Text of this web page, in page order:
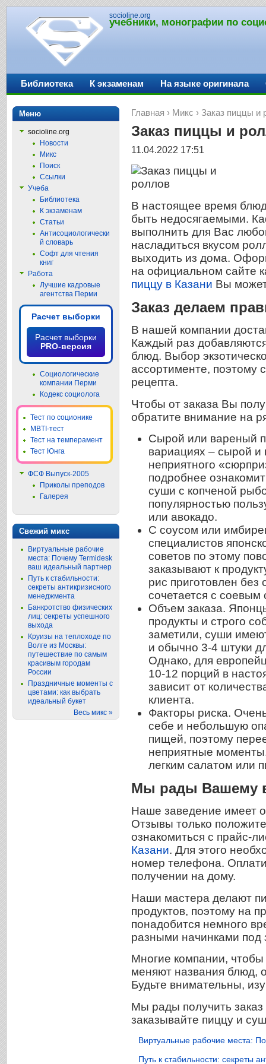
socioline.org
учебники, монографии по
Главная › Микс › Заказ пиццы и
Заказ пиццы и
11.04.2022 17:51
В настоящее время
быть недосягаемыми.
выполнить для Вас
насладиться вкусом
выходить из дома.
на официальном сайте
пиццу в Казани Вы
Заказ делаем
В нашей компании
Каждый раз
блюд. Выбор
ассортименте, поэтому
рецепта.
Чтобы от заказа Вы
обратите внимание на
Сырой или вареный
вариациях – сырой
неприятного
подробнее
суши с копченой
популярностью
или авокадо.
С соусом или
специалистов
советов по этому
заказывают к
рис приготовлен
сочетается с соевым
Объем заказа.
продукты и строго
заметили, суши
и обычно 3-4 штуки
Однако, для
10-12 порций в
зависит от
клиента.
Факторы риска.
себе и небольшую
пищей, поэтому
неприятные
легким салатом или
Мы рады Вашему
Наше заведение имеет
Отзывы только
ознакомиться с прайс-
Казани. Для этого
номер телефона.
получении на дому.
Наши мастера делают
продуктов, поэтому на
понадобится немного
разными начинками под
Многие компании, чтобы
меняют названия блюд,
Будьте внимательны,
Мы рады получить
заказывайте пиццу и
Виртуальные рабочие места:
Путь к стабильности: секреты
Библиотека К экзаменам На языке оригинала
Меню
socioline.org
Новости
Микс
Поиск
Ссылки
Учеба
Библиотека
К экзаменам
Статьи
Антисоциологически
й словарь
Софт для чтения
книг
Работа
Лучшие кадровые
агентства Перми
Расчет выборки
Расчет выборки
PRO-версия
Социологические
компании Перми
Кодекс социолога
Тест по соционике
MBTI-тест
Тест на темперамент
Тест Юнга
ФСФ Выпуск-2005
Приколы преподов
Галерея
Свежий микс
Виртуальные рабочие
места: Почему Termidesk
ваш идеальный партнер
Путь к стабильности:
секреты антикризисного
менеджмента
Банкротство физических
лиц: секреты успешного
выхода
Круизы на теплоходе по
Волге из Москвы:
путешествие по самым
красивым городам
России
Праздничные моменты с
цветами: как выбрать
идеальный букет
Весь микс »